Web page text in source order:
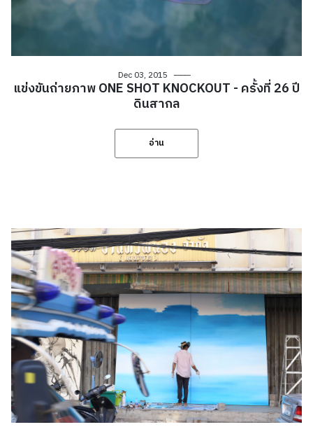
Dec 03, 2015
แข่งขันถ่ายภาพ ONE SHOT KNOCKOUT - ครั้งที่ 26 ปี
ดินสากล
อ่าน